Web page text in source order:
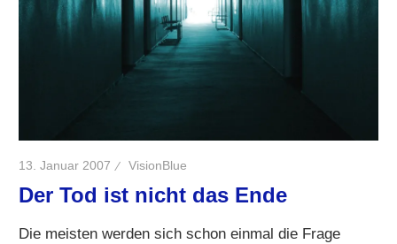
13. Januar 2007 VisionBlue
Der Tod ist nicht das Ende
Die meisten werden sich schon einmal die Frage